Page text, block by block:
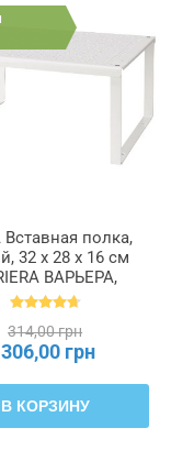
полка,
32 x 28 x 16 см
ВАРЬЕРА,
601.366.23
314,00 грн
306,00 грн
В КОРЗИНУ